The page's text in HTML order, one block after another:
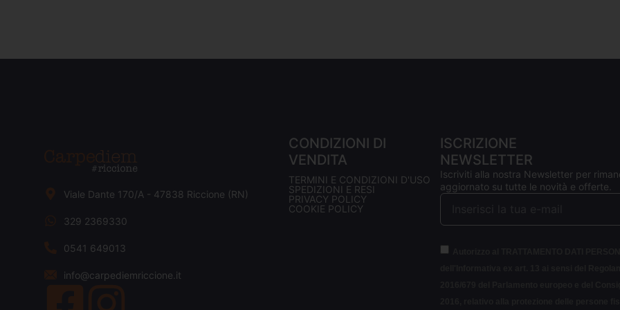
Viale Dante 170/A - 47838 Riccione (RN)
329 2369330
0541 649013
info@carpediemriccione.it
CONDIZIONI DI
VENDITA
TERMINI E CONDIZIONI D'USO
SPEDIZIONI E RESI
PRIVACY POLICY
COOKIE POLICY
ISCRIZIONE
NEWSLETTER
Iscriviti alla nostra Newsletter per
aggiornato su tutte le novità e offerte.